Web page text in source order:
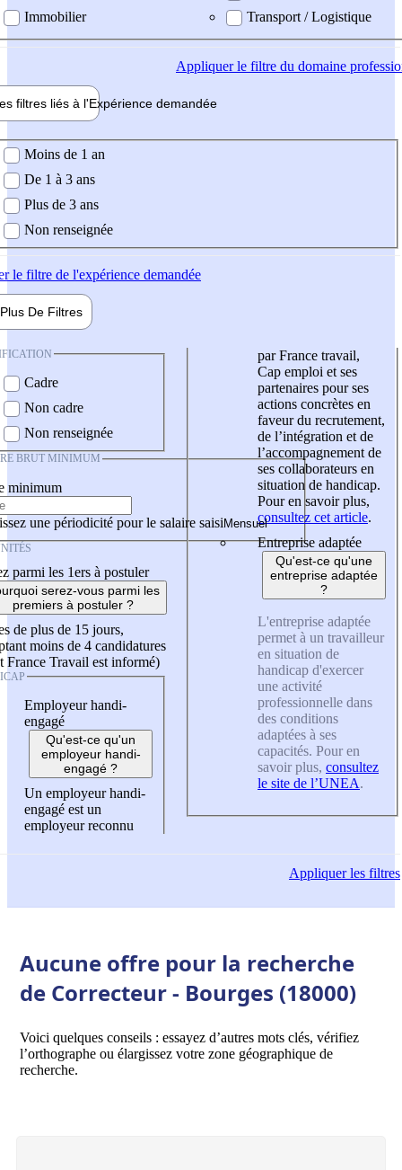
Immobilier
Transport / Logistique
Appliquerle filtre du domaine
filtres liés à l'Expérience demandée
demandée
Moins de 1 an
De 1 à 3 ans
Plus de 3 ans
Non renseignée
le filtre de l'expérience demandée
Plus De Filtres
Cadre
Non cadre
Non renseignée
BRUT MINIMUM
minimum
une périodicité pour le salaire saisi
parmi les 1ers à postuler
serez-vous parmi les
premiers à postuler ?
de plus de 15 jours,
moins de 4 candidatures
France Travail est informé)
Employeur handi-
engagé
Qu'est-ce qu'un
employeur handi-
engagé ?
Un employeur handi-
engagé est un
employeur reconnu
par France travail,
Cap emploi et ses
partenaires pour ses
actions concrètes en
faveur du recrutement,
de l’intégration et de
l’accompagnement de
ses collaborateurs en
situation de handicap.
Pour en savoir plus,
consultez cet article.
Entreprise adaptée
Qu'est-ce qu'une
entreprise adaptée
?
L'entreprise adaptée
permet à un travailleur
en situation de
handicap d'exercer
une activité
professionnelle dans
des conditions
adaptées à ses
capacités. Pour en
savoir plus, consultez
le site de l’UNEA.
Appliquerles filtres
Aucune offre pour la recherche
de Correcteur - Bourges (18000)
Voici quelques conseils : essayez d’autres mots clés, vérifiez
l’orthographe ou élargissez votre zone géographique de
recherche.